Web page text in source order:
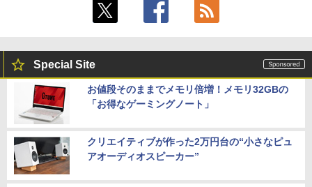
Special Site
お値段そのままでメモリ倍増！メモリ32GBの
「お得なゲーミングノート」
クリエイティブが作った2万円台の“小さなピュ
アオーディオスピーカー”